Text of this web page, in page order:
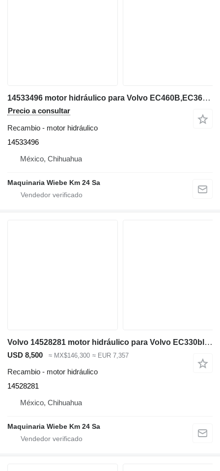
14533496 motor hidráulico para Volvo EC460B,EC360B,EC330B excavadora
Precio a consultar
Recambio - motor hidráulico
14533496
México, Chihuahua
Maquinaria Wiebe Km 24 Sa
Volvo 14528281 motor hidráulico para Volvo EC330blc excavadora
USD 8,500 ≈ MX$146,300 ≈ EUR 7,357
Recambio - motor hidráulico
14528281
México, Chihuahua
Maquinaria Wiebe Km 24 Sa